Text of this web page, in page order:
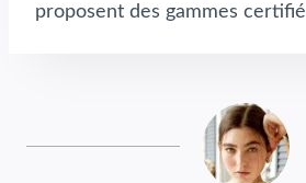
proposent des gammes